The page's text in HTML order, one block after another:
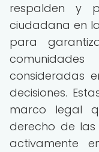
respalden y
ciudadana en
para
consideradas
decisiones.
marco legal
derecho de las
activamente